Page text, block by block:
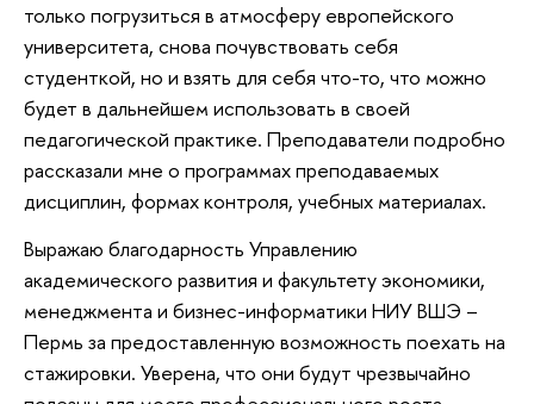
только погрузиться в атмосферу европейского
университета, снова почувствовать себя
студенткой, но и взять для себя что-то, что можно
будет в дальнейшем использовать в своей
педагогической практике. Преподаватели подробно
рассказали мне о программах преподаваемых
дисциплин, формах контроля, учебных материалах.
Выражаю благодарность Управлению
академического развития и факультету экономики,
менеджмента и бизнес-информатики НИУ ВШЭ –
Пермь за предоставленную возможность поехать на
стажировки. Уверена, что они будут чрезвычайно